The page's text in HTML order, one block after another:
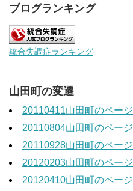
ブログランキング
統合失調症ランキング
山田町の変遷
20110411山田町のページ
20110804山田町のページ
20110928山田町のページ
20120203山田町のページ
20120410山田町のページ